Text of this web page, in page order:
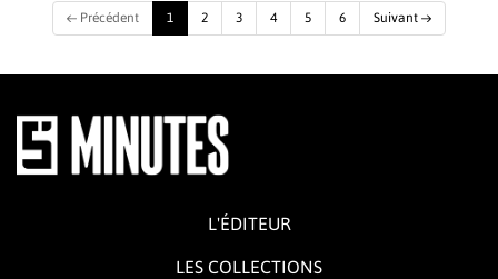
← Précédent 1 (current)
2 3 4 5 6 Suivant →
L'ÉDITEUR
LES COLLECTIONS